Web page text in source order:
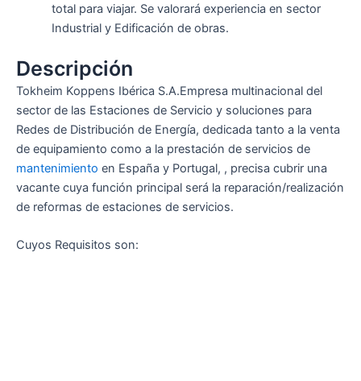
total para viajar. Se valorará experiencia en sector
Industrial y Edificación de obras.
Descripción
Tokheim Koppens Ibérica S.A.Empresa multinacional del
sector de las Estaciones de Servicio y soluciones para
Redes de Distribución de Energía, dedicada tanto a la venta
de equipamiento como a la prestación de servicios de
mantenimiento en España y Portugal, , precisa cubrir una
vacante cuya función principal será la reparación/realización
de reformas de estaciones de servicios.
Cuyos Requisitos son: